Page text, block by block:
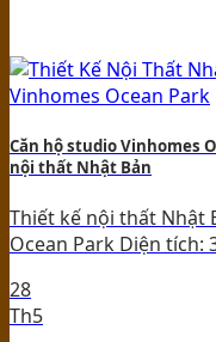
Căn hộ studio Vinhomes
nội thất Nhật Bản
Thiết kế nội thất Nhật
Ocean Park Diện tích:
28
Th5